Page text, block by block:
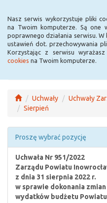
Nasz serwis wykorzystuje pliki
na Twoim komputerze. Są one
poprawnego działania serwisu.
ustawień dot. przechowywania
Korzystając z serwisu
cookies na Twoim komputerze.
Uchwały Uchwały
Sierpień
Proszę wybrać pozycję
Uchwała Nr 951/2022
Zarządu Powiatu
z dnia 31 sierpnia 2022 r.
w sprawie dokonania
wydatków budżetu